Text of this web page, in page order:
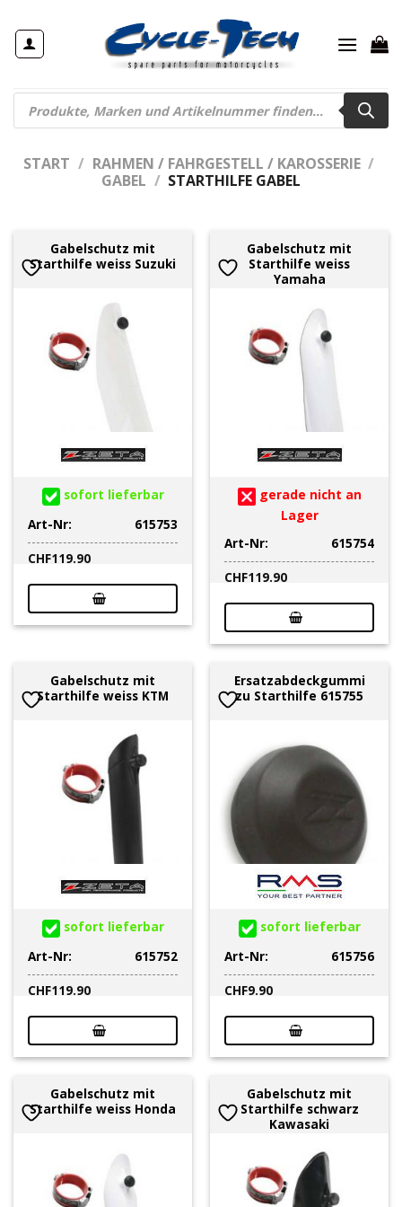
Inhalt
springen
Products
search
START / RAHMEN / FAHRGESTELL / KAROSSERIE /
GABEL / STARTHILFE GABEL
Gabelschutz mit
Starthilfe weiss Suzuki
sofort lieferbar
Art-Nr:
615753
CHF119.90
Gabelschutz mit
Starthilfe weiss
Yamaha
gerade nicht an
Lager
Art-Nr:
615754
CHF119.90
Gabelschutz mit
Starthilfe weiss KTM
sofort lieferbar
Art-Nr:
615752
CHF119.90
Ersatzabdeckgummi
zu Starthilfe 615755
sofort lieferbar
Art-Nr:
615756
CHF9.90
Gabelschutz mit
Starthilfe weiss Honda
Gabelschutz mit
Starthilfe schwarz
Kawasaki